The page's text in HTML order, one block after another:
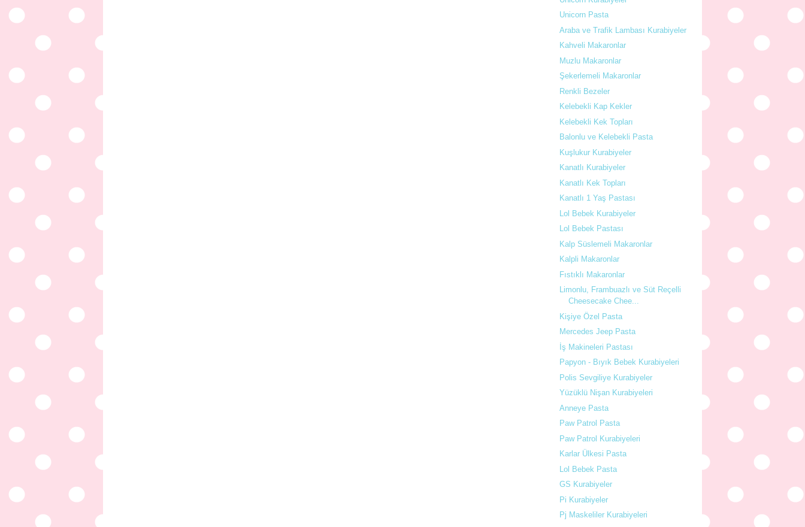
Unicorn Pasta
Araba ve Trafik Lambası Kurabiyeler
Kahveli Makaronlar
Muzlu Makaronlar
Şekerlemeli Makaronlar
Renkli Bezeler
Kelebekli Kap Kekler
Kelebekli Kek Topları
Balonlu ve Kelebekli Pasta
Kuşlukur Kurabiyeler
Kanatlı Kurabiyeler
Kanatlı Kek Topları
Kanatlı 1 Yaş Pastası
Lol Bebek Kurabiyeler
Lol Bebek Pastası
Kalp Süslemeli Makaronlar
Kalpli Makaronlar
Fıstıklı Makaronlar
Limonlu, Frambuazlı ve Süt Reçelli
Cheesecake Chee...
Kişiye Özel Pasta
Mercedes Jeep Pasta
İş Makineleri Pastası
Papyon - Bıyık Bebek Kurabiyeleri
Polis Sevgiliye Kurabiyeler
Yüzüklü Nişan Kurabiyeleri
Anneye Pasta
Paw Patrol Pasta
Paw Patrol Kurabiyeleri
Karlar Ülkesi Pasta
Lol Bebek Pasta
GS Kurabiyeler
Pi Kurabiyeler
Pj Maskeliler Kurabiyeleri